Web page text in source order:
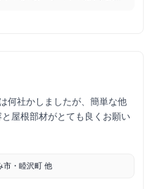
何社かしましたが、簡単な他
屋根部材がとても良くお願い
市・睦沢町 他